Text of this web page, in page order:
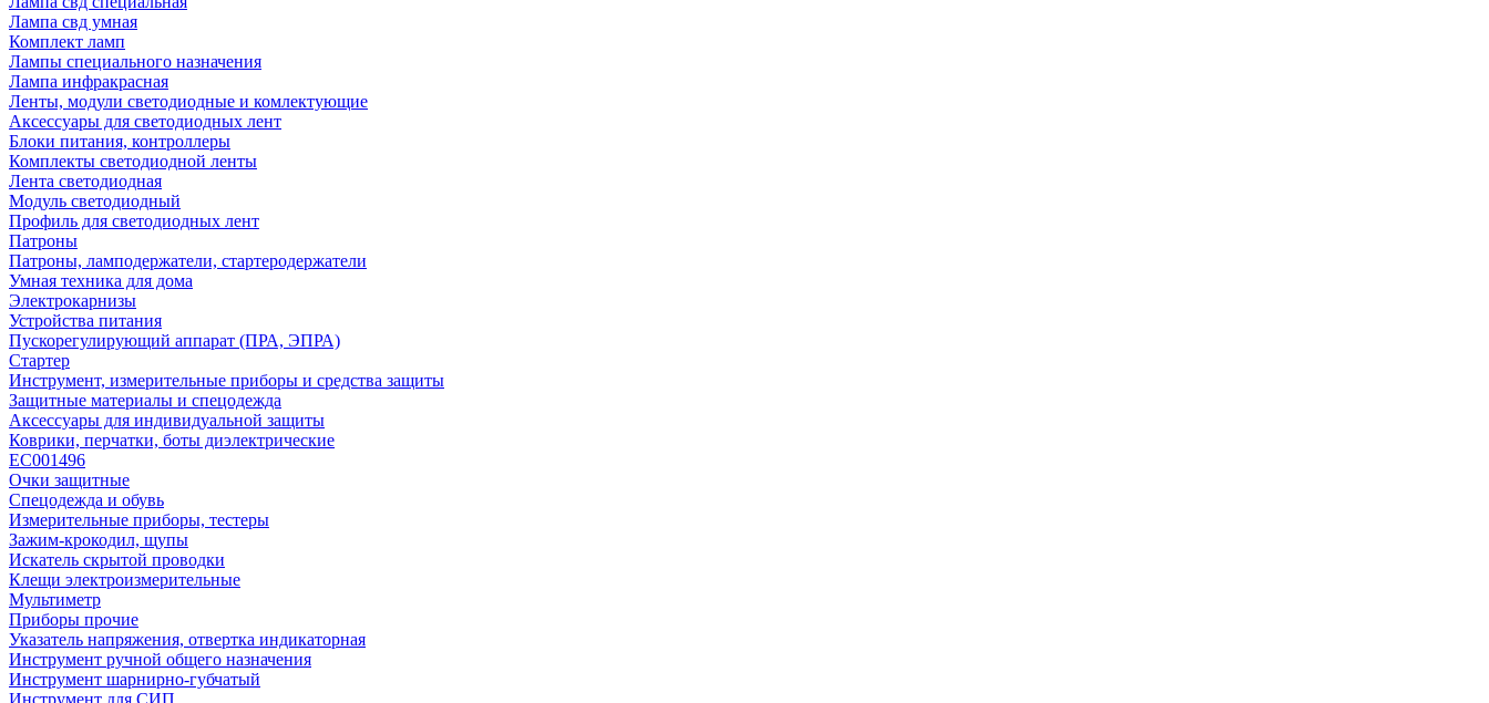
Лампа свд умная
Комплект ламп
Лампы специального назначения
Лампа инфракрасная
Ленты, модули светодиодные и комлектующие
Аксессуары для светодиодных лент
Блоки питания, контроллеры
Комплекты светодиодной ленты
Лента светодиодная
Модуль светодиодный
Профиль для светодиодных лент
Патроны
Патроны, ламподержатели, стартеродержатели
Умная техника для дома
Электрокарнизы
Устройства питания
Пускорегулирующий аппарат (ПРА, ЭПРА)
Стартер
Инструмент, измерительные приборы и средства защиты
Защитные материалы и спецодежда
Аксессуары для индивидуальной защиты
Коврики, перчатки, боты диэлектрические
EC001496
Очки защитные
Спецодежда и обувь
Измерительные приборы, тестеры
Зажим-крокодил, щупы
Искатель скрытой проводки
Клещи электроизмерительные
Мультиметр
Приборы прочие
Указатель напряжения, отвертка индикаторная
Инструмент ручной общего назначения
Инструмент шарнирно-губчатый
Инструмент для СИП